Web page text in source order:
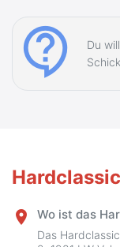
contact_support
Du
place Wo ist das
Das